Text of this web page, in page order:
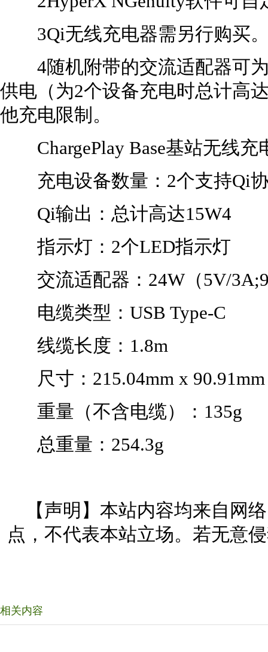
3Qi无线充电器需另行购买
4随机附带的交流适配器可为
供电（为2个设备充电时总计高
他充电限制。
ChargePlay Base基站无线充
充电设备数量：2个支持Qi
Qi输出：总计高达15W4
指示灯：2个LED指示灯
交流适配器：24W（5V/
电缆类型：USB Type-C
线缆长度：1.8m
尺寸：215.04mm x 90.91mm
重量（不含电缆）：135g
总重量：254.3g
【声明】本站内容均来自网
点，不代表本站立场。若无意
相关内容